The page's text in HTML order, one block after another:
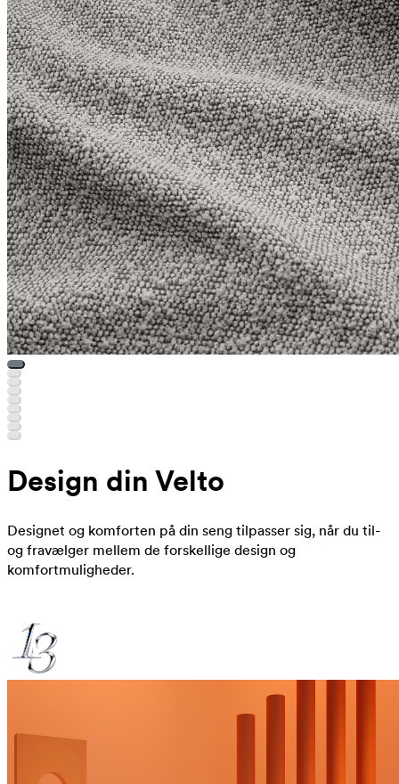
Design din Velto
Designet og komforten på din seng tilpasser sig, når du til-
og fravælger mellem de forskellige design og
komfortmuligheder.